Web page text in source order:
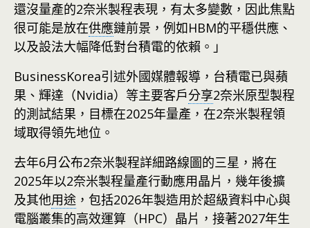
還沒量產的2奈米製程表現，有太多變數，因此焦點
很可能是放在供應鏈前景，例如HBM的平穩供應、
以及設法大幅降低對台積電的依賴。」
BusinessKorea引述外國媒體報導，台積電已與蘋
果、輝達（Nvidia）等主要客戶分享2奈米原型製程
的測試結果，目標在2025年量產，在2奈米製程領
域取得領先地位。
去年6月公布2奈米製程詳細路線圖的三星，將在
2025年以2奈米製程量產行動應用晶片，幾年後擴
及其他用途 ，包括2026年製造用於超級資料中心與
電腦叢集的高效運算（HPC）晶片，接著2027年生